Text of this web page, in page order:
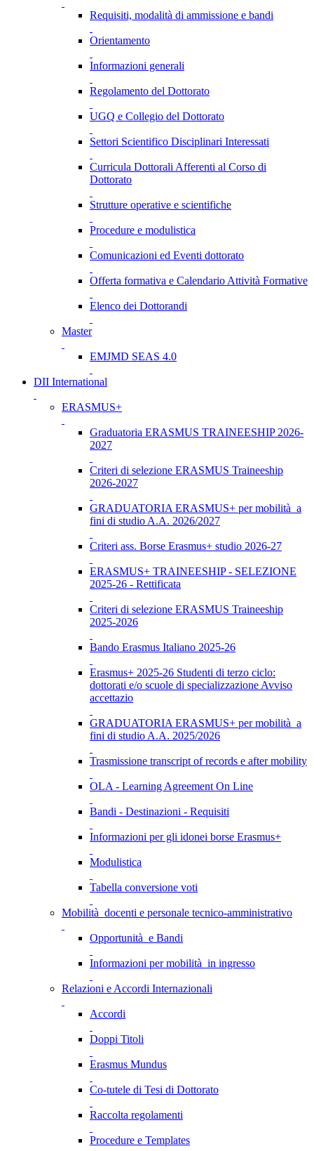
Requisiti, modalità di ammissione e bandi
Orientamento
Informazioni generali
Regolamento del Dottorato
UGQ e Collegio del Dottorato
Settori Scientifico Disciplinari Interessati
Curricula Dottorali Afferenti al Corso di
Dottorato
Strutture operative e scientifiche
Procedure e modulistica
Comunicazioni ed Eventi dottorato
Offerta formativa e Calendario Attività Formative
Elenco dei Dottorandi
Master
EMJMD SEAS 4.0
DII International
ERASMUS+
Graduatoria ERASMUS TRAINEESHIP 2026-
2027
Criteri di selezione ERASMUS Traineeship
2026-2027
GRADUATORIA ERASMUS+ per mobilità a
fini di studio A.A. 2026/2027
Criteri ass. Borse Erasmus+ studio 2026-27
ERASMUS+ TRAINEESHIP - SELEZIONE
2025-26 - Rettificata
Criteri di selezione ERASMUS Traineeship
2025-2026
Bando Erasmus Italiano 2025-26
Erasmus+ 2025-26 Studenti di terzo ciclo:
dottorati e/o scuole di specializzazione Avviso
accettazio
GRADUATORIA ERASMUS+ per mobilità a
fini di studio A.A. 2025/2026
Trasmissione transcript of records e after mobility
OLA - Learning Agreement On Line
Bandi - Destinazioni - Requisiti
Informazioni per gli idonei borse Erasmus+
Modulistica
Tabella conversione voti
Mobilità docenti e personale tecnico-amministrativo
Opportunità e Bandi
Informazioni per mobilità in ingresso
Relazioni e Accordi Internazionali
Accordi
Doppi Titoli
Erasmus Mundus
Co-tutele di Tesi di Dottorato
Raccolta regolamenti
Procedure e Templates